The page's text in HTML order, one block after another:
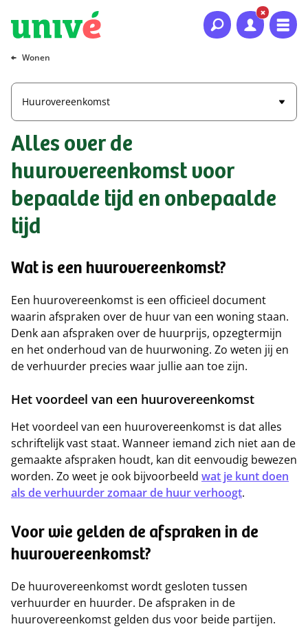
Naar hoofdinhoud
Naar hoofdnavigatie
Naar footer
Wonen
Huurovereenkomst
Alles over de
huurovereenkomst voor
bepaalde tijd en onbepaalde
tijd
Wat is een huurovereenkomst?
Een huurovereenkomst is een officieel document
waarin afspraken over de huur van een woning staan.
Denk aan afspraken over de huurprijs, opzegtermijn
en het onderhoud van de huurwoning. Zo weten jij en
de verhuurder precies waar jullie aan toe zijn.
Het voordeel van een huurovereenkomst
Het voordeel van een huurovereenkomst is dat alles
schriftelijk vast staat. Wanneer iemand zich niet aan de
gemaakte afspraken houdt, kan dit eenvoudig bewezen
worden. Zo weet je ook bijvoorbeeld wat je kunt doen
als de verhuurder zomaar de huur verhoogt.
Voor wie gelden de afspraken in de
huurovereenkomst?
De huurovereenkomst wordt gesloten tussen
verhuurder en huurder. De afspraken in de
huurovereenkomst gelden dus voor beide partijen.